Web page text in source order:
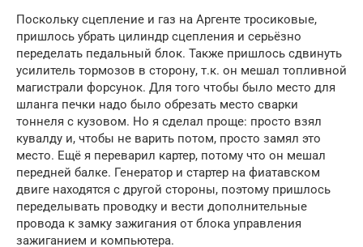
Поскольку сцепление и газ на Аргенте тросиковые,
пришлось убрать цилиндр сцепления и серьёзно
переделать педальный блок. Также пришлось сдвинуть
усилитель тормозов в сторону, т.к. он мешал топливной
магистрали форсунок. Для того чтобы было место для
шланга печки надо было обрезать место сварки
тоннеля с кузовом. Но я сделал проще: просто взял
кувалду и, чтобы не варить потом, просто замял это
место. Ещё я переварил картер, потому что он мешал
передней балке. Генератор и стартер на фиатавском
двиге находятся с другой стороны, поэтому пришлось
переделывать проводку и вести дополнительные
провода к замку зажигания от блока управления
зажиганием и компьютера.